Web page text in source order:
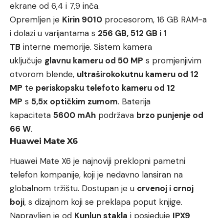
ekrane od 6,4 i 7,9 inča.
Opremljen je Kirin 9010 procesorom, 16 GB RAM-a
i dolazi u varijantama s 256 GB, 512 GB i 1
TB interne memorije. Sistem kamera
uključuje glavnu kameru od 50 MP s promjenjivim
otvorom blende, ultraširokokutnu kameru od 12
MP te periskopsku telefoto kameru od 12
MP s 5,5x optičkim zumom. Baterija
kapaciteta 5600 mAh podržava brzo punjenje od
66 W.
Huawei Mate X6
Huawei Mate X6 je najnoviji preklopni pametni
telefon kompanije, koji je nedavno lansiran na
globalnom tržištu. Dostupan je u crvenoj i crnoj
boji, s dizajnom koji se preklapa poput knjige.
Napravljen je od Kunlun stakla i posjeduje IPX9